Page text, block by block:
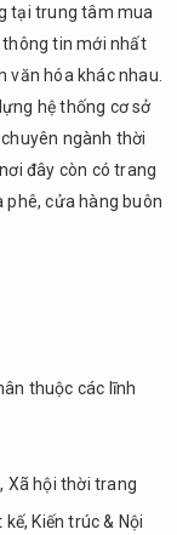
tại trung tâm mua
tin mới nhất
văn hóa khác nhau.
hệ thống cơ sở
ngành thời
đây còn có trang
phê, cửa hàng buôn
thuộc các lĩnh
Xã hội thời trang
Kiến trúc & Nội